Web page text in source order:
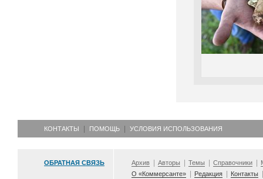
КОНТАКТЫ ПОМОЩЬ УСЛОВИЯ ИСПОЛЬЗОВАНИЯ
ОБРАТНАЯ СВЯЗЬ Архив Авторы Темы Справочники
О «Коммерсанте»
Редакция Контакты